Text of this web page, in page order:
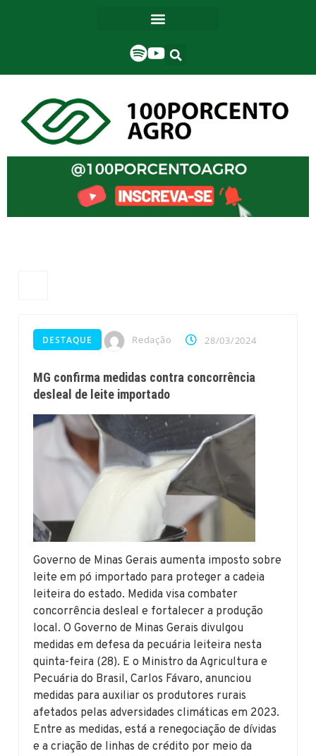
DESTAQUE Redação 28/03/2024
MG confirma medidas contra concorrência
desleal de leite importado
Governo de Minas Gerais aumenta imposto sobre
leite em pó importado para proteger a cadeia
leiteira do estado. Medida visa combater
concorrência desleal e fortalecer a produção
local. O Governo de Minas Gerais divulgou
medidas em defesa da pecuária leiteira nesta
quinta-feira (28). E o Ministro da Agricultura e
Pecuária do Brasil, Carlos Fávaro, anunciou
medidas para auxiliar os produtores rurais
afetados pelas adversidades climáticas em 2023.
Entre as medidas, está a renegociação de dívidas
e a criação de linhas de crédito por meio da